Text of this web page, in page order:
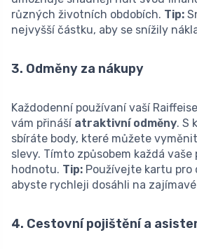
různých životních obdobích. Tip:
nejvyšší částku, aby se snížily
3. Odměny za nákupy
Každodenní používaní vaší
vám přináší atraktivní odměny. S
sbíráte body, které můžete
slevy. Tímto způsobem každá
hodnotu. Tip: Používejte kartu pro
abyste rychleji dosáhli na
4. Cestovní pojištění a